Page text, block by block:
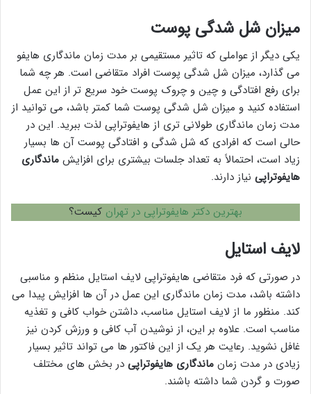
میزان شل شدگی پوست
یکی دیگر از عواملی که تاثیر مستقیمی بر مدت زمان ماندگاری هایفو
می گذارد، میزان شل شدگی پوست افراد متقاضی است. هر چه شما
برای رفع افتادگی و چین و چروک پوست خود سریع تر از این عمل
استفاده کنید و میزان شل شدگی پوست شما کمتر باشد، می توانید از
مدت زمان ماندگاری طولانی تری از هایفوتراپی لذت ببرید. این در
حالی است که افرادی که شل شدگی و افتادگی پوست آن ها بسیار
زیاد است، احتمالاً به تعداد جلسات بیشتری برای افزایش ماندگاری
هایفوتراپی نیاز دارند.
بهترین دکتر هایفوتراپی در تهران کیست؟
لایف استایل
در صورتی که فرد متقاضی هایفوتراپی لایف استایل منظم و مناسبی
داشته باشد، مدت زمان ماندگاری این عمل در آن ها افزایش پیدا می
کند. منظور ما از لایف استایل مناسب، داشتن خواب کافی و تغذیه
مناسب است. علاوه بر این، از نوشیدن آب کافی و ورزش کردن نیز
غافل نشوید. رعایت هر یک از این فاکتور ها می تواند تاثیر بسیار
زیادی در مدت زمان ماندگاری هایفوتراپی در بخش های مختلف
صورت و گردن شما داشته باشند.